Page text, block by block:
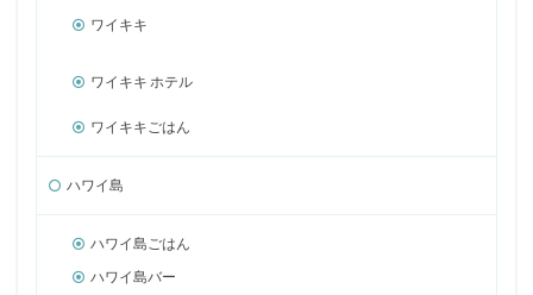
ワイキキ
ワイキキ ホテル
ワイキキごはん
ハワイ島
ハワイ島ごはん
ハワイ島バー